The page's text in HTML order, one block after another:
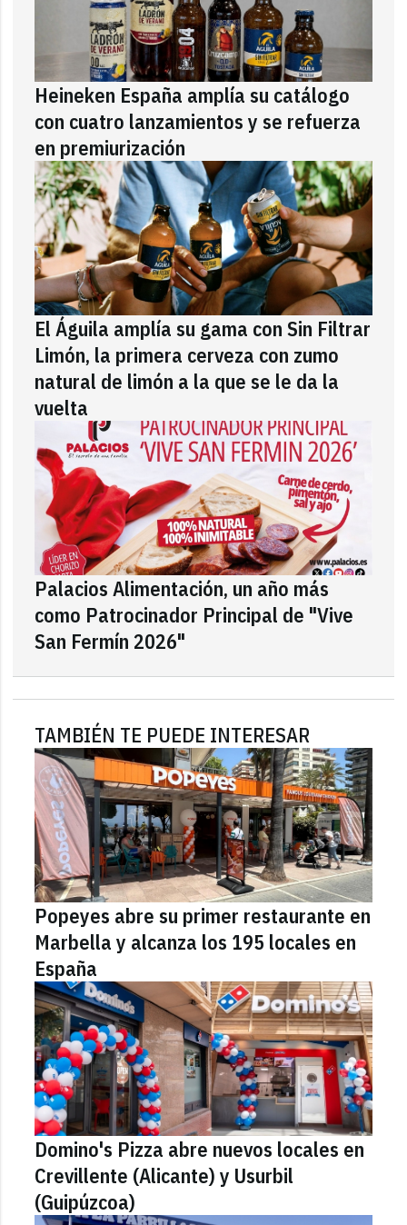
Heineken España amplía su catálogo
con cuatro lanzamientos y se refuerza
en premiurización
El Águila amplía su gama con Sin Filtrar
Limón, la primera cerveza con zumo
natural de limón a la que se le da la
vuelta
Palacios Alimentación, un año más
como Patrocinador Principal de "Vive
San Fermín 2026"
TAMBIÉN TE PUEDE INTERESAR
Popeyes abre su primer restaurante en
Marbella y alcanza los 195 locales en
España
Domino's Pizza abre nuevos locales en
Crevillente (Alicante) y Usurbil
(Guipúzcoa)